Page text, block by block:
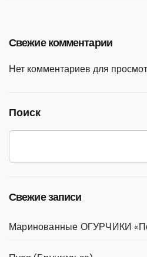
Свежие комментарии
Нет комментариев для
Поиск
Свежие записи
Маринованные ОГУРЧИКИ